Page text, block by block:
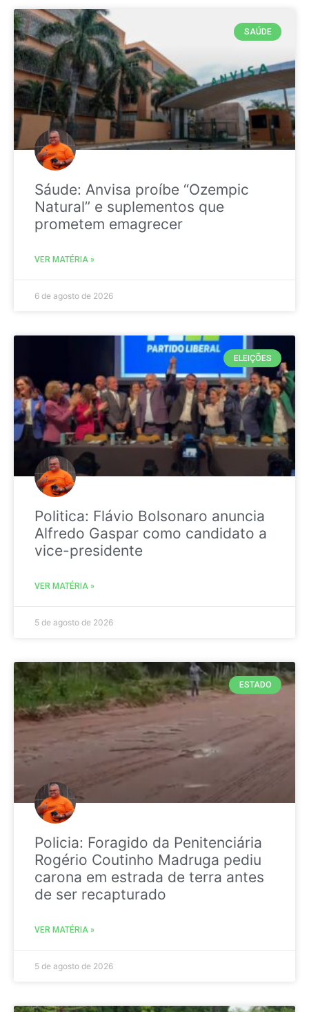
SAÚDE
Sáude: Anvisa proíbe “Ozempic
Natural” e suplementos que
prometem emagrecer
VER MATÉRIA »
6 de agosto de 2026
ELEIÇÕES
Politica: Flávio Bolsonaro anuncia
Alfredo Gaspar como candidato a
vice-presidente
VER MATÉRIA »
5 de agosto de 2026
ESTADO
Policia: Foragido da Penitenciária
Rogério Coutinho Madruga pediu
carona em estrada de terra antes
de ser recapturado
VER MATÉRIA »
5 de agosto de 2026